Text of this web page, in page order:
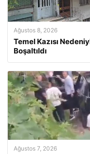
Ağustos 8, 2026
Temel Kazısı
Boşaltıldı
Ağustos 7, 2026